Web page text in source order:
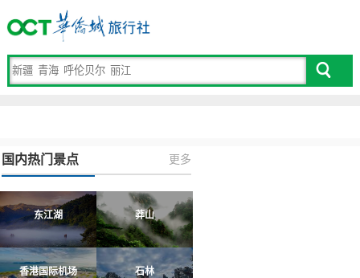
国内热门景点 更多
东江湖 莽山
香港国际机场 石林